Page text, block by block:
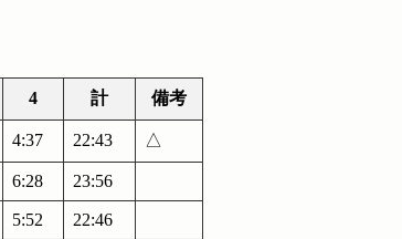
4 計 備考
4:37 22:43 △
6:28 23:56
5:52 22:46